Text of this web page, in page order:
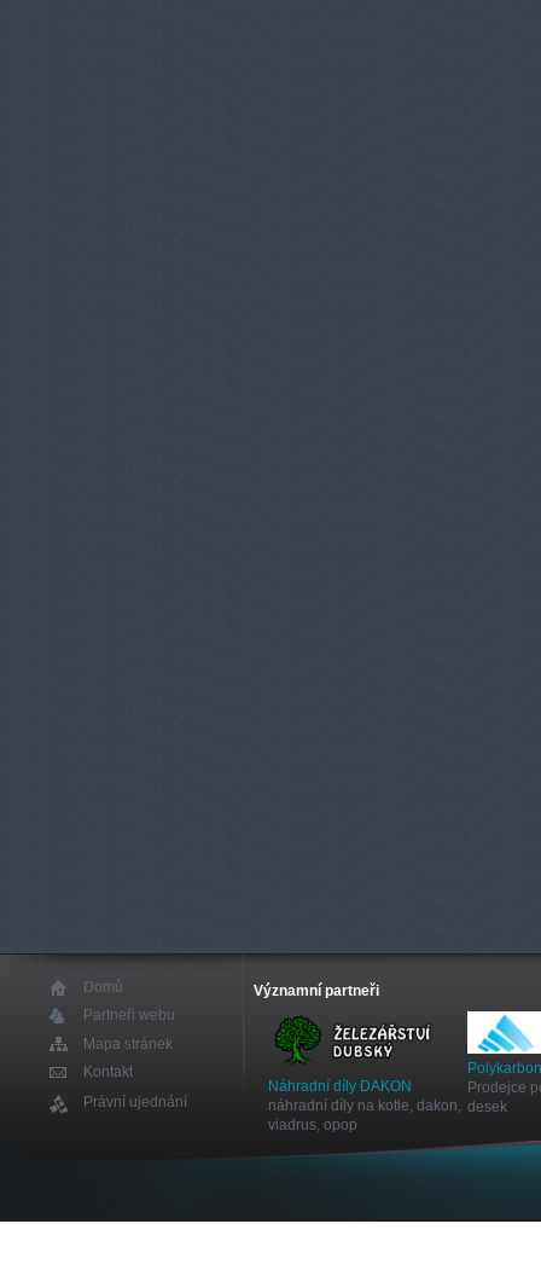
Domů
Partneři webu
Mapa stránek
Kontakt
Právní ujednání
Významní partneři
Náhradní díly DAKON
náhradní díly na kotle, dakon,
viadrus, opop
Prodejce
desek